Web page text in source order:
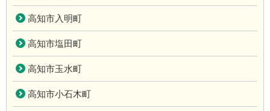
高知市入明町
高知市塩田町
高知市玉水町
高知市小石木町